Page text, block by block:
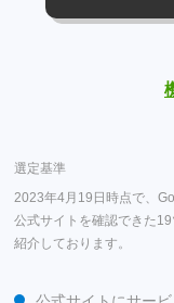
選定基準
2023年4月19日時点で、
公式サイトを確認できた
紹介しております。